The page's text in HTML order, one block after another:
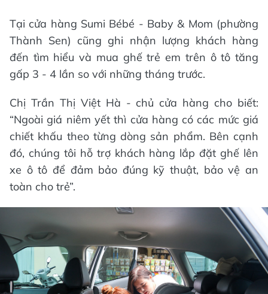
Tại cửa hàng Sumi Bébé - Baby & Mom (phường
Thành Sen) cũng ghi nhận lượng khách hàng
đến tìm hiểu và mua ghế trẻ em trên ô tô tăng
gấp 3 - 4 lần so với những tháng trước.
Chị Trần Thị Việt Hà - chủ cửa hàng cho biết:
“Ngoài giá niêm yết thì cửa hàng có các mức giá
chiết khấu theo từng dòng sản phẩm. Bên cạnh
đó, chúng tôi hỗ trợ khách hàng lắp đặt ghế lên
xe ô tô để đảm bảo đúng kỹ thuật, bảo vệ an
toàn cho trẻ”.